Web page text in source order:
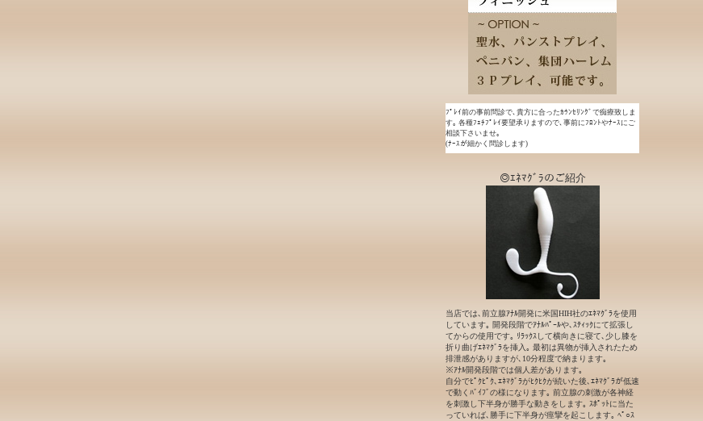
ﾌﾟﾚｲ前の事前問診で､貴方に合ったｶｳﾝｾﾘﾝｸﾞで痴療致しま
す｡ 各種ﾌｪﾁﾌﾟﾚｲ要望承りますので､事前にﾌﾛﾝﾄやﾅｰｽにご
相談下さいませ｡
(ﾅｰｽが細かく問診します)
◎ｴﾈﾏｸﾞﾗのご紹介
当店では､前立腺ｱﾅﾙ開発に米国HIH社のｴﾈﾏｸﾞﾗを使用
しています｡ 開発段階でｱﾅﾙﾊﾟｰﾙや､ｽﾃｨｯｸにて拡張し
てからの使用です｡ ﾘﾗｯｸｽして横向きに寝て､少し膝を
折り曲げｴﾈﾏｸﾞﾗを挿入｡ 最初は異物が挿入されたため
排泄感がありますが､10分程度で納まります｡
※ｱﾅﾙ開発段階では個人差があります｡
自分でﾋﾟｸﾋﾟｸ､ｴﾈﾏｸﾞﾗがﾋｸﾋｸが続いた後､ｴﾈﾏｸﾞﾗが低速
で動くﾊﾞｲﾌﾞの様になります｡ 前立腺の刺激が各神経
を刺激し下半身が勝手な動きをします｡ ｽﾎﾟｯﾄに当た
っていれば､勝手に下半身が痙攣を起こします｡ ﾍﾟ○ｽ